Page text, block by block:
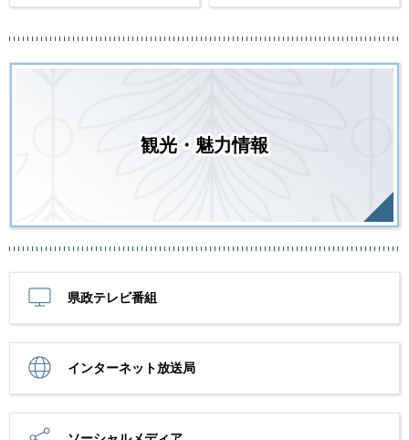
観光・魅力情報
県政テレビ番組
インターネット放送局